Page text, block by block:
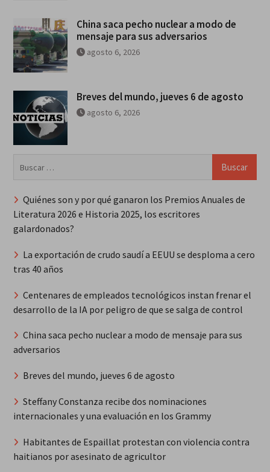
China saca pecho nuclear a modo de
mensaje para sus adversarios
agosto 6, 2026
Breves del mundo, jueves 6 de agosto
agosto 6, 2026
Quiénes son y por qué ganaron los Premios Anuales de
Literatura 2026 e Historia 2025, los escritores
galardonados?
La exportación de crudo saudí a EEUU se desploma a cero
tras 40 años
Centenares de empleados tecnológicos instan frenar el
desarrollo de la IA por peligro de que se salga de control
China saca pecho nuclear a modo de mensaje para sus
adversarios
Breves del mundo, jueves 6 de agosto
Steffany Constanza recibe dos nominaciones
internacionales y una evaluación en los Grammy
Habitantes de Espaillat protestan con violencia contra
haitianos por asesinato de agricultor